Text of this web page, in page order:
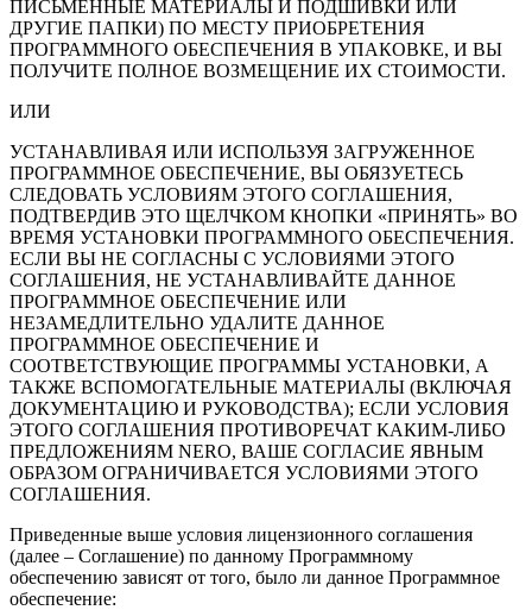
ПИСЬМЕННЫЕ МАТЕРИАЛЫ И ПОДШИВКИ ИЛИ
ДРУГИЕ ПАПКИ) ПО МЕСТУ ПРИОБРЕТЕНИЯ
ПРОГРАММНОГО ОБЕСПЕЧЕНИЯ В УПАКОВКЕ, И ВЫ
ПОЛУЧИТЕ ПОЛНОЕ ВОЗМЕЩЕНИЕ ИХ СТОИМОСТИ.
ИЛИ
УСТАНАВЛИВАЯ ИЛИ ИСПОЛЬЗУЯ ЗАГРУЖЕННОЕ
ПРОГРАММНОЕ ОБЕСПЕЧЕНИЕ, ВЫ ОБЯЗУЕТЕСЬ
СЛЕДОВАТЬ УСЛОВИЯМ ЭТОГО СОГЛАШЕНИЯ,
ПОДТВЕРДИВ ЭТО ЩЕЛЧКОМ КНОПКИ «ПРИНЯТЬ» ВО
ВРЕМЯ УСТАНОВКИ ПРОГРАММНОГО ОБЕСПЕЧЕНИЯ.
ЕСЛИ ВЫ НЕ СОГЛАСНЫ С УСЛОВИЯМИ ЭТОГО
СОГЛАШЕНИЯ, НЕ УСТАНАВЛИВАЙТЕ ДАННОЕ
ПРОГРАММНОЕ ОБЕСПЕЧЕНИЕ ИЛИ
НЕЗАМЕДЛИТЕЛЬНО УДАЛИТЕ ДАННОЕ
ПРОГРАММНОЕ ОБЕСПЕЧЕНИЕ И
СООТВЕТСТВУЮЩИЕ ПРОГРАММЫ УСТАНОВКИ, А
ТАКЖЕ ВСПОМОГАТЕЛЬНЫЕ МАТЕРИАЛЫ (ВКЛЮЧАЯ
ДОКУМЕНТАЦИЮ И РУКОВОДСТВА); ЕСЛИ УСЛОВИЯ
ЭТОГО СОГЛАШЕНИЯ ПРОТИВОРЕЧАТ КАКИМ-ЛИБО
ПРЕДЛОЖЕНИЯМ NERO, ВАШЕ СОГЛАСИЕ ЯВНЫМ
ОБРАЗОМ ОГРАНИЧИВАЕТСЯ УСЛОВИЯМИ ЭТОГО
СОГЛАШЕНИЯ.
Приведенные выше условия лицензионного соглашения
(далее – Соглашение) по данному Программному
обеспечению зависят от того, было ли данное Программное
обеспечение: